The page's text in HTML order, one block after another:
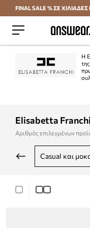
FINAL SALE % ΣΕ ΧΙΛΙΑΔΕΣ
Η
Elisabetta Franchi
Αριθμός επιλεγμένων
casual και